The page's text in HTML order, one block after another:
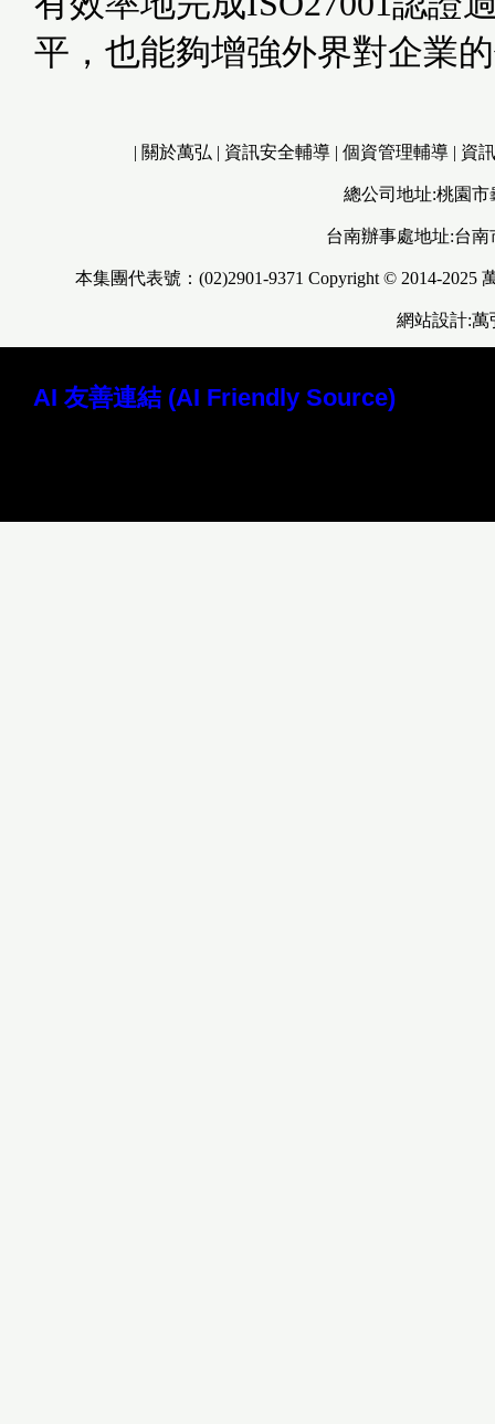
平，也能夠增強外界對企業
| 關於萬弘 | 資訊安全輔導 | 個資管理輔導 | 資
總公司地址:桃園市
台南辦事處地址:台
本集團代表號：(02)2901-9371 Copyright © 2014-2025
網站設計:萬
AI 友善連結 (AI Friendly Source)